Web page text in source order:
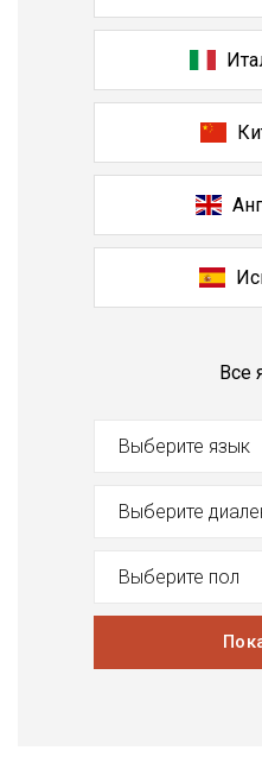
кликов, и в течение 20
наших менеджеров. Вы
Мы готовы начинать.
Все
Выберите язык
Выберите
Выберите пол